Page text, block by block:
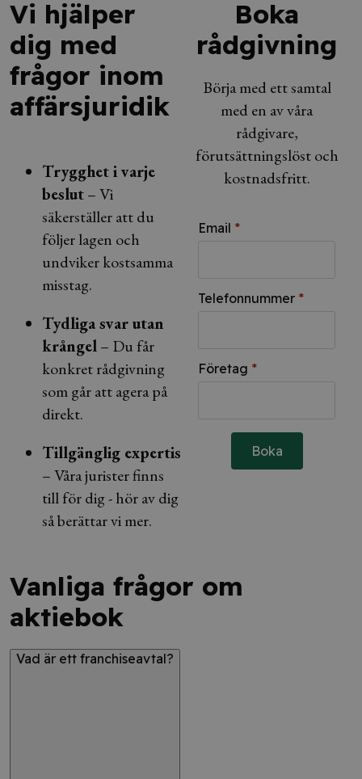
Vi hjälper
dig med
frågor inom
affärsjuridik
Trygghet i varje
beslut– Vi
säkerställer att du
följer lagen och
undviker kostsamma
misstag.
Tydliga svar utan
krångel– Du får
konkret rådgivning
som går att agera på
direkt.
Tillgänglig expertis
– Våra jurister finns
till för dig - hör av dig
så berättar vi mer.
Boka
rådgivning
Börja med ett samtal
med en av våra
rådgivare,
förutsättningslöst och
kostnadsfritt.
Email *
Telefonnummer *
Företag *
Boka
Vanliga frågor om
aktiebok
Vad är ett franchiseavtal?